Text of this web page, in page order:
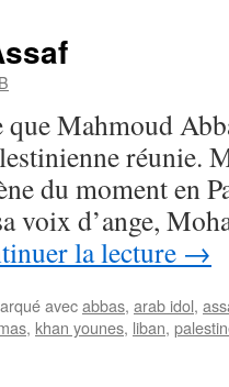
Mahmoud
réunie.
du moment en
voix d’ange,
la lecture →
avecabbas, arab idol,
, khan younes, liban,